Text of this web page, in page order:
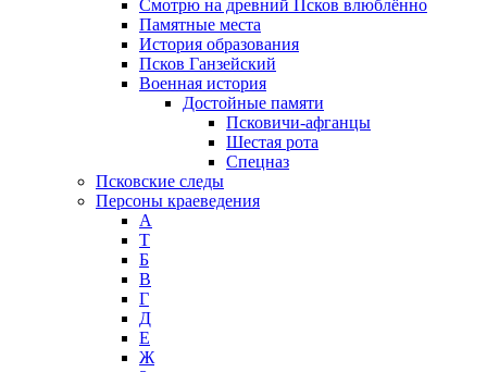
Смотрю на древний Псков влюблённо
Памятные места
История образования
Псков Ганзейский
Военная история
Достойные памяти
Псковичи-афганцы
Шестая рота
Спецназ
Псковские следы
Персоны краеведения
А
T
Б
В
Г
Д
Е
Ж